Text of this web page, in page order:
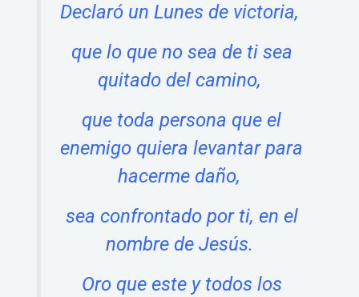
Declaró un Lunes de victoria,
que lo que no sea de ti sea
quitado del camino,
que toda persona que el
enemigo quiera levantar para
hacerme daño,
sea confrontado por ti, en el
nombre de Jesús.
Oro que este y todos los